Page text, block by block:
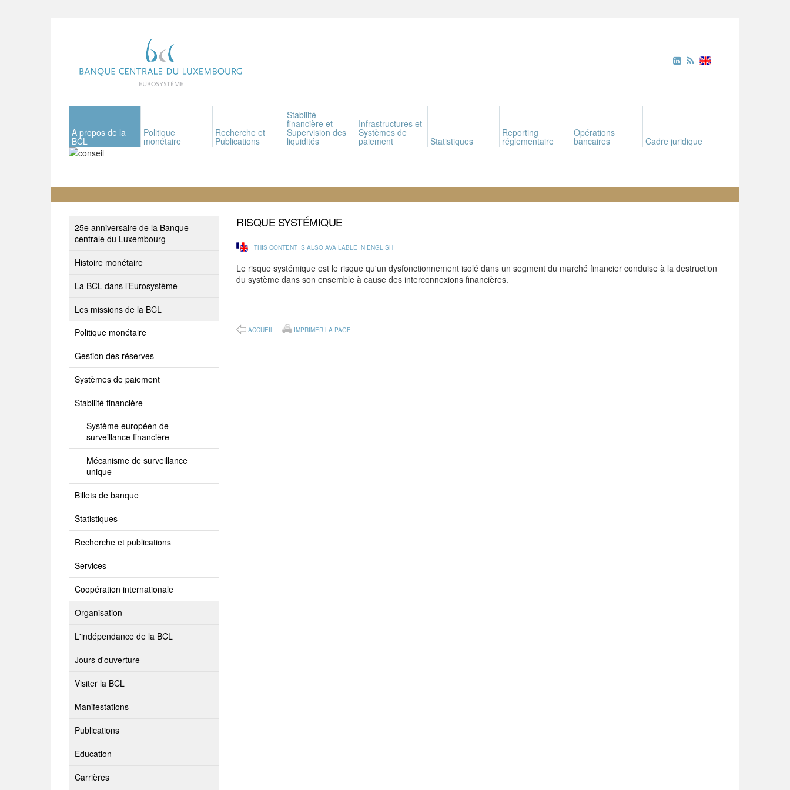
A propos de la
BCL
Politique
monétaire
Recherche et
Publications
Stabilité
financière et
Supervision des
liquidités
Infrastructures et
Systèmes de
paiement Statistiques
Reporting
réglementaire
Opérations
bancaires Cadre juridique
25e anniversaire de la Banque
centrale du Luxembourg
Histoire monétaire
La BCL dans l’Eurosystème
Les missions de la BCL
Politique monétaire
Gestion des réserves
Systèmes de paiement
Stabilité financière
Système européen de
surveillance financière
Mécanisme de surveillance
unique
Billets de banque
Statistiques
Recherche et publications
Services
Coopération internationale
Organisation
L'indépendance de la BCL
Jours d'ouverture
Visiter la BCL
Manifestations
Publications
Education
Carrières
RISQUE SYSTÉMIQUE
THIS CONTENT IS ALSO AVAILABLE IN ENGLISH
Le risque systémique est le risque qu'un dysfonctionnement isolé dans un segment du marché financier conduise à la destruction
du système dans son ensemble à cause des interconnexions financières.
ACCUEIL IMPRIMER LA PAGE